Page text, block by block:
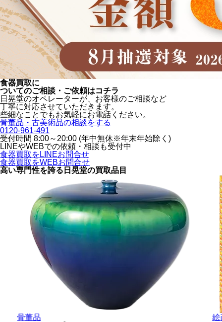
食器買取に
ついてのご相談・ご依頼はコチラ
日晃堂のオペレーターが、お客様のご相談など
丁寧に対応させていただきます。
些細なことでもお気軽にお電話ください。
骨董品・古美術品の相談をする
0120-961-491
受付時間 8:00～20:00 (年中無休※年末年始除く)
LINEやWEBでの依頼・相談も受付中
食器買取をLINEお問合せ
食器買取をWEBお問合せ
高い専門性を誇る 日晃堂の買取品目
骨董品 絵